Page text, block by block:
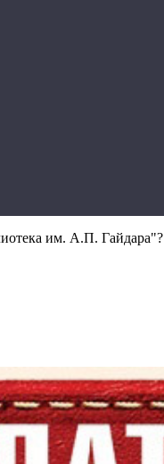
им. А.П. Гайдара"?